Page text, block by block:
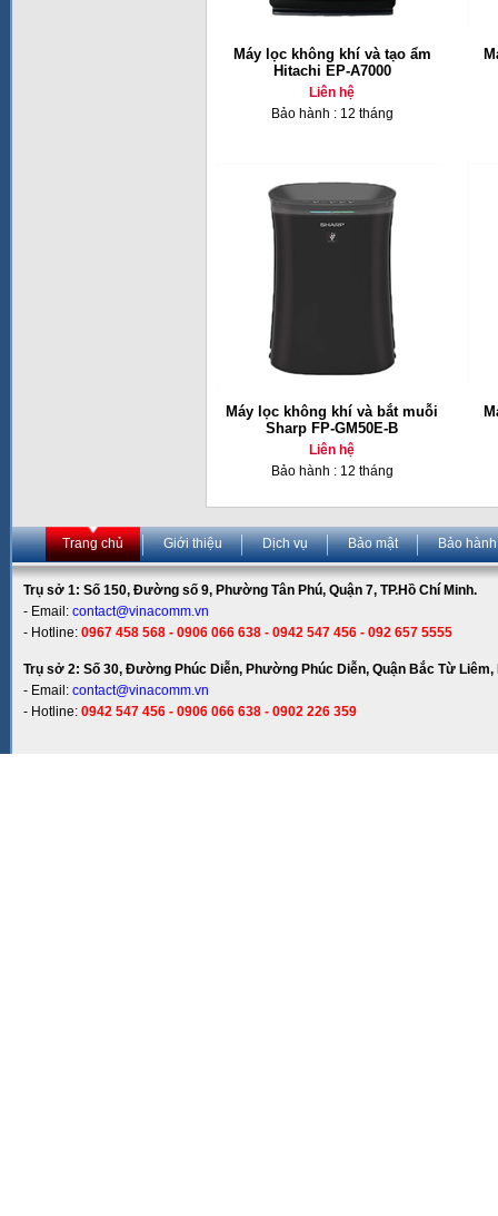
Máy lọc không khí và tạo ẩm
Hitachi EP-A7000
Liên hệ
Bảo hành : 12 tháng
Máy lọc không khí và bắt muỗi
Sharp FP-GM50E-B
Liên hệ
Bảo hành : 12 tháng
Trang chủ Giới thiệu Dịch vụ Bảo mật Bảo hành
Trụ sở 1: Số 150, Đường số 9, Phường Tân Phú, Quận 7, TP.Hồ Chí Minh.
- Email: contact@vinacomm.vn
- Hotline: 0967 458 568 - 0906 066 638 - 0942 547 456 - 092 657 5555
Trụ sở 2: Số 30, Đường Phúc Diễn, Phường Phúc Diễn, Quận Bắc Từ Liêm,
- Email: contact@vinacomm.vn
- Hotline: 0942 547 456 - 0906 066 638 - 0902 226 359